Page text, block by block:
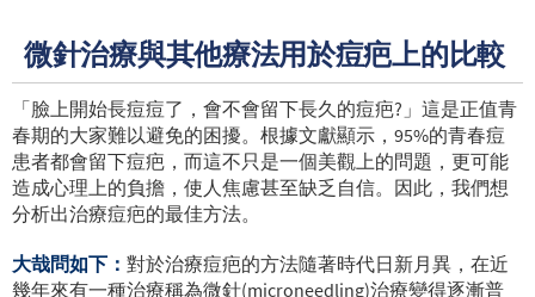
微針治療與其他療法用於痘疤上的比較
「臉上開始長痘痘了，會不會留下長久的痘疤?」這是正值青
春期的大家難以避免的困擾。根據文獻顯示，95%的青春痘
患者都會留下痘疤，而這不只是一個美觀上的問題，更可能
造成心理上的負擔，使人焦慮甚至缺乏自信。因此，我們想
分析出治療痘疤的最佳方法。
大哉問如下： 對於治療痘疤的方法隨著時代日新月異，在近
幾年來有一種治療稱為微針(microneedling)治療變得逐漸普